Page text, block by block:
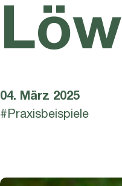
04. März 2025
#Praxisbeispiele